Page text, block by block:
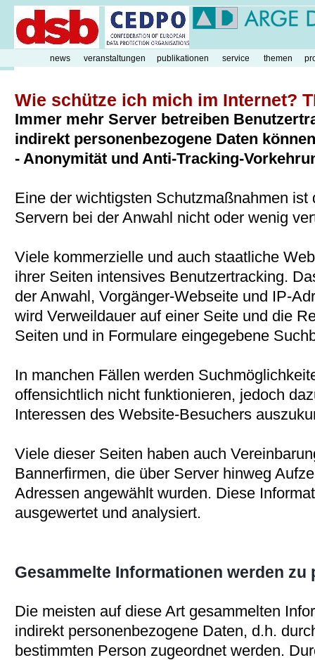
Wie schütze ich mich im Internet?
Immer mehr Server betreiben
indirekt personenbezogene Daten
- Anonymität und Anti-Tracking-
Eine der wichtigsten Schutzmaßnahmen ist
Servern bei der Anwahl nicht oder wenig
Viele kommerzielle und auch staatliche
ihrer Seiten intensives Benutzertracking.
der Anwahl, Vorgänger-Webseite und IP-
wird Verweildauer auf einer Seite und die
Seiten und in Formulare eingegebene
In manchen Fällen werden
offensichtlich nicht funktionieren, jedoch
Interessen des Website-Besuchers
Viele dieser Seiten haben auch
Bannerfirmen, die über Server hinweg
Adressen angewählt wurden. Diese
ausgewertet und analysiert.
Gesammelte Informationen werden
Die meisten auf diese Art gesammelten
indirekt personenbezogene Daten, d.h.
bestimmten Person zugeordnet werden.
news veranstaltungen publikationen service themen